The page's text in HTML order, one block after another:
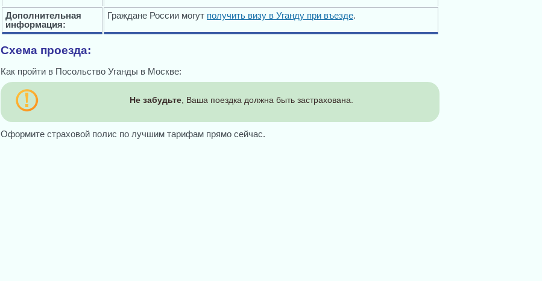
Дополнительная
информация:
Граждане России могут получить визу в Уганду при въезде.
Схема проезда:
Как пройти в Посольство Уганды в Москве:
Не забудьте, Ваша поездка должна быть застрахована.
Оформите страховой полис по лучшим тарифам прямо сейчас.